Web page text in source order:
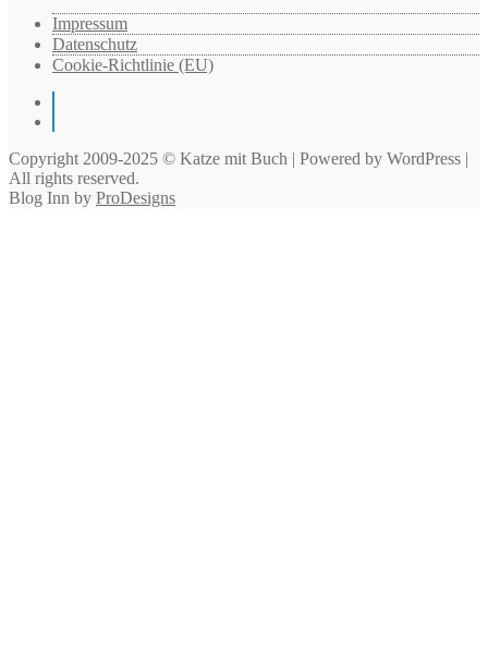
Impressum
Datenschutz
Cookie-Richtlinie (EU)
Copyright 2009-2025 © Katze mit Buch | Powered by WordPress |
All rights reserved.
Blog Inn by ProDesigns